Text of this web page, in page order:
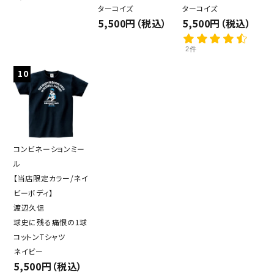
ターコイズ
5,500円（税込）
ターコイズ
5,500円（税込）
2件
10
コンビネーションミー
ル
【当店限定カラー/ネイ
ビーボディ】
渡辺久信
球史に残る痛恨の1球
コットンTシャツ
ネイビー
5,500円（税込）